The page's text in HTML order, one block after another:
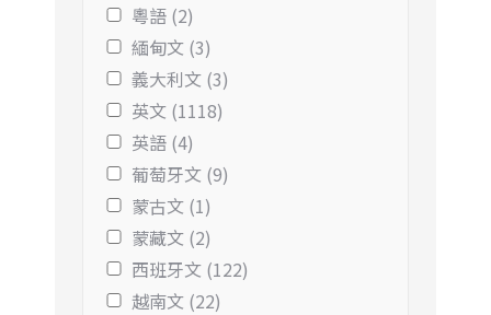
粵語 (2)
緬甸文 (3)
義大利文 (3)
英文 (1118)
英語 (4)
葡萄牙文 (9)
蒙古文 (1)
蒙藏文 (2)
西班牙文 (122)
越南文 (22)